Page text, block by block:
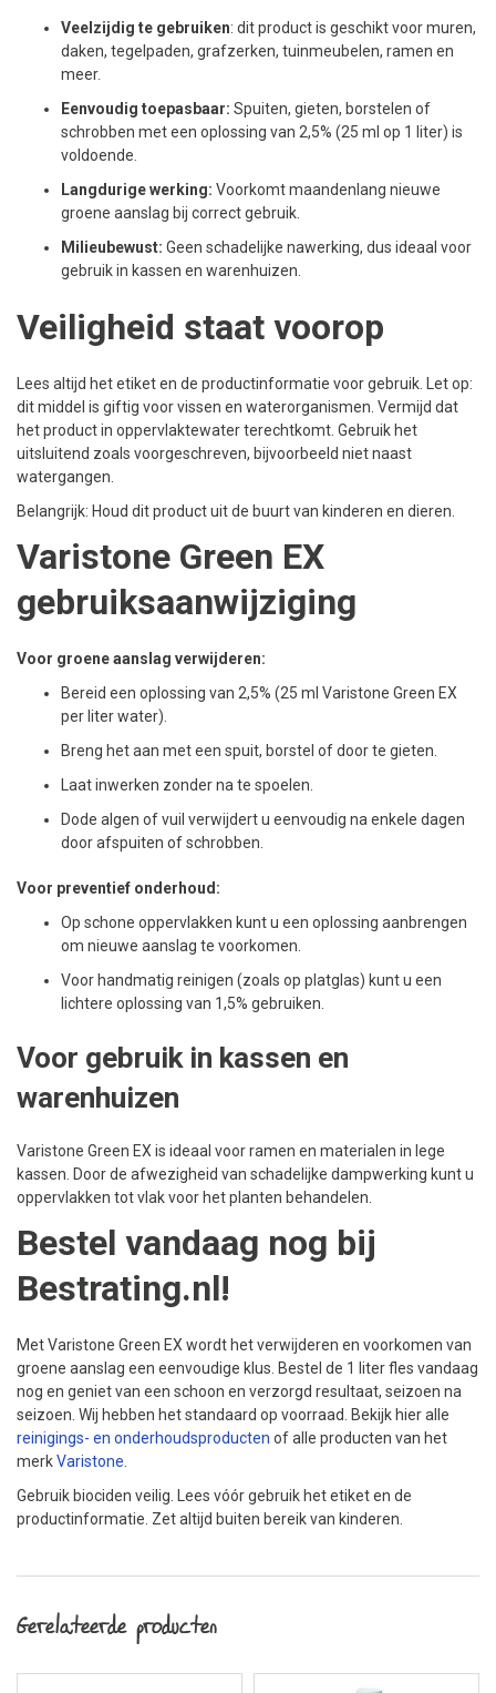
Veelzijdig te gebruiken: dit product is geschikt voor muren,
daken, tegelpaden, grafzerken, tuinmeubelen, ramen en
meer.
Eenvoudig toepasbaar: Spuiten, gieten, borstelen of
schrobben met een oplossing van 2,5% (25 ml op 1 liter) is
voldoende.
Langdurige werking: Voorkomt maandenlang nieuwe
groene aanslag bij correct gebruik.
Milieubewust: Geen schadelijke nawerking, dus ideaal voor
gebruik in kassen en warenhuizen.
Veiligheid staat voorop
Lees altijd het etiket en de productinformatie voor gebruik. Let op:
dit middel is giftig voor vissen en waterorganismen. Vermijd dat
het product in oppervlaktewater terechtkomt. Gebruik het
uitsluitend zoals voorgeschreven, bijvoorbeeld niet naast
watergangen.
Belangrijk: Houd dit product uit de buurt van kinderen en dieren.
Varistone Green EX
gebruiksaanwijziging
Voor groene aanslag verwijderen:
Bereid een oplossing van 2,5% (25 ml Varistone Green EX
per liter water).
Breng het aan met een spuit, borstel of door te gieten.
Laat inwerken zonder na te spoelen.
Dode algen of vuil verwijdert u eenvoudig na enkele dagen
door afspuiten of schrobben.
Voor preventief onderhoud:
Op schone oppervlakken kunt u een oplossing aanbrengen
om nieuwe aanslag te voorkomen.
Voor handmatig reinigen (zoals op platglas) kunt u een
lichtere oplossing van 1,5% gebruiken.
Voor gebruik in kassen en
warenhuizen
Varistone Green EX is ideaal voor ramen en materialen in lege
kassen. Door de afwezigheid van schadelijke dampwerking kunt u
oppervlakken tot vlak voor het planten behandelen.
Bestel vandaag nog bij
Bestrating.nl!
Met Varistone Green EX wordt het verwijderen en voorkomen van
groene aanslag een eenvoudige klus. Bestel de 1 liter fles vandaag
nog en geniet van een schoon en verzorgd resultaat, seizoen na
seizoen. Wij hebben het standaard op voorraad. Bekijk hier alle
reinigings- en onderhoudsproducten of alle producten van het
merkVaristone
Gebruik biociden veilig. Lees vóór gebruik het etiket en de
productinformatie. Zet altijd buiten bereik van kinderen.
Gerelateerde producten